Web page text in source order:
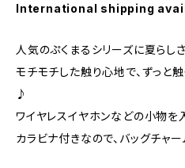
International shipping
人気のぷくまるシリーズに夏らし
モチモチした触り心地で、ずっと
♪
ワイヤレスイヤホンなどの小物を
カラビナ付きなので、バッグチャ